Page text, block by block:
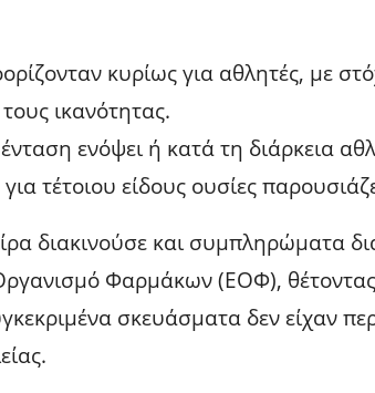
κυρίως για αθλητές, με
ικανότητας.
ενόψει ή κατά τη διάρκεια
τέτοιου είδους ουσίες
διακινούσε και συμπληρώματα
Οργανισμό Φαρμάκων (ΕΟΦ),
σκευάσματα δεν είχαν